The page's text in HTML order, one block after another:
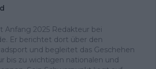
Anfang 2025 Redakteur bei
Er berichtet dort über den
und begleitet das Geschehen
bis zu wichtigen nationalen und